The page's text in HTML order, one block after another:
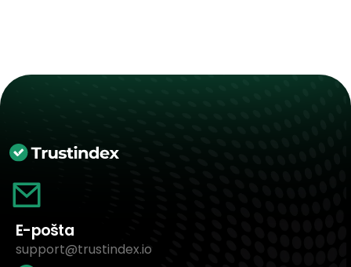
E-pošta
support@trustindex.io